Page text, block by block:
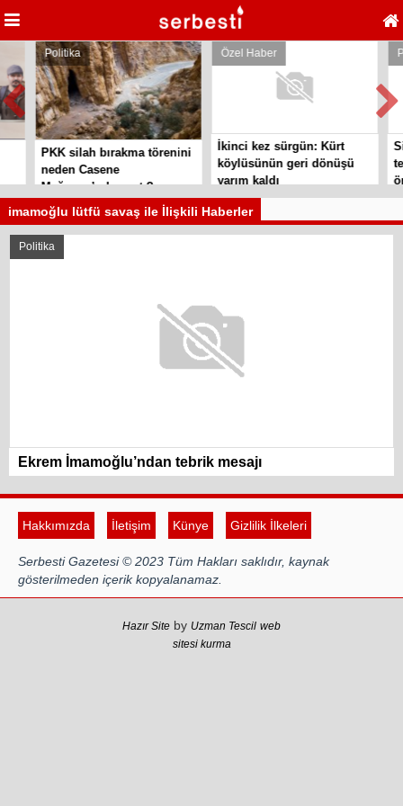
Politika
PKK silah bırakma törenini
neden Casene
Mağarası’nda yaptı?
Özel Haber
İkinci kez sürgün: Kürt
köylüsünün geri dönüşü
yarım kaldı
imamoğlu lütfü savaş ile İlişkili Haberler
Politika
Ekrem İmamoğlu’ndan tebrik mesajı
Hakkımızda İletişim Künye Gizlilik İlkeleri
Serbesti Gazetesi © 2023 Tüm Hakları saklıdır, kaynak
gösterilmeden içerik kopyalanamaz.
Hazır Site by Uzman Tescil web
sitesi kurma